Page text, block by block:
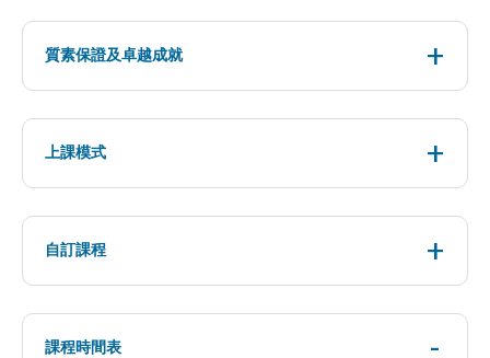
質素保證及卓越成就
上課模式
自訂課程
課程時間表